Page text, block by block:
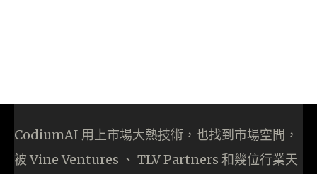
CodiumAI 用上市場大熱技術，也找到市場空間，
被 Vine Ventures 、 TLV Partners 和幾位行業天